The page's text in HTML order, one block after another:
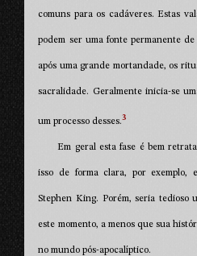
comuns para os cadáveres. Estas
podem ser uma fonte permanente
após uma grande mortandade, os
sacralidade. Geralmente inicia-se
um processo desses.3
Em geral esta fase é bem
isso de forma clara, por exemplo,
Stephen King. Porém, seria tedioso
este momento, a menos que sua
no mundo pós-apocalíptico.